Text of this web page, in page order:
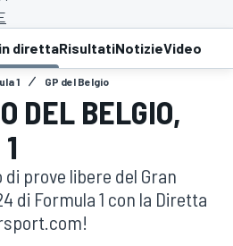
direttaRisultatiNotizieVideo
1 GP del Belgio
DEL BELGIO,
prove libere del Gran
di Formula 1 con la Diretta